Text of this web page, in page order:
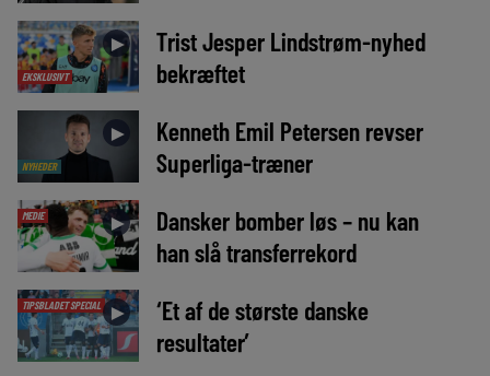
EKSKLUSIVT
►
Trist Jesper Lindstrøm-nyhed
bekræftet
NYHEDER
►
Kenneth Emil Petersen revser
Superliga-træner
MEDIE ►
Dansker bomber løs – nu kan
han slå transferrekord
TIPSBLADET SPECIAL ►
‘Et af de største danske
resultater’